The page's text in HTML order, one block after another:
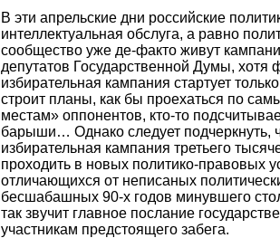
В эти апрельские дни российские
интеллектуальная обслуга, а равно
сообщество уже де-факто живут
депутатов Государственной Думы, хотя
избирательная кампания стартует
строит планы, как бы проехаться по
местам» оппонентов, кто-то
барыши… Однако следует подчеркнуть,
избирательная кампания третьего
проходить в новых политико-правовых
отличающихся от неписаных
бесшабашных 90-х годов минувшего
так звучит главное послание
участникам предстоящего забега.